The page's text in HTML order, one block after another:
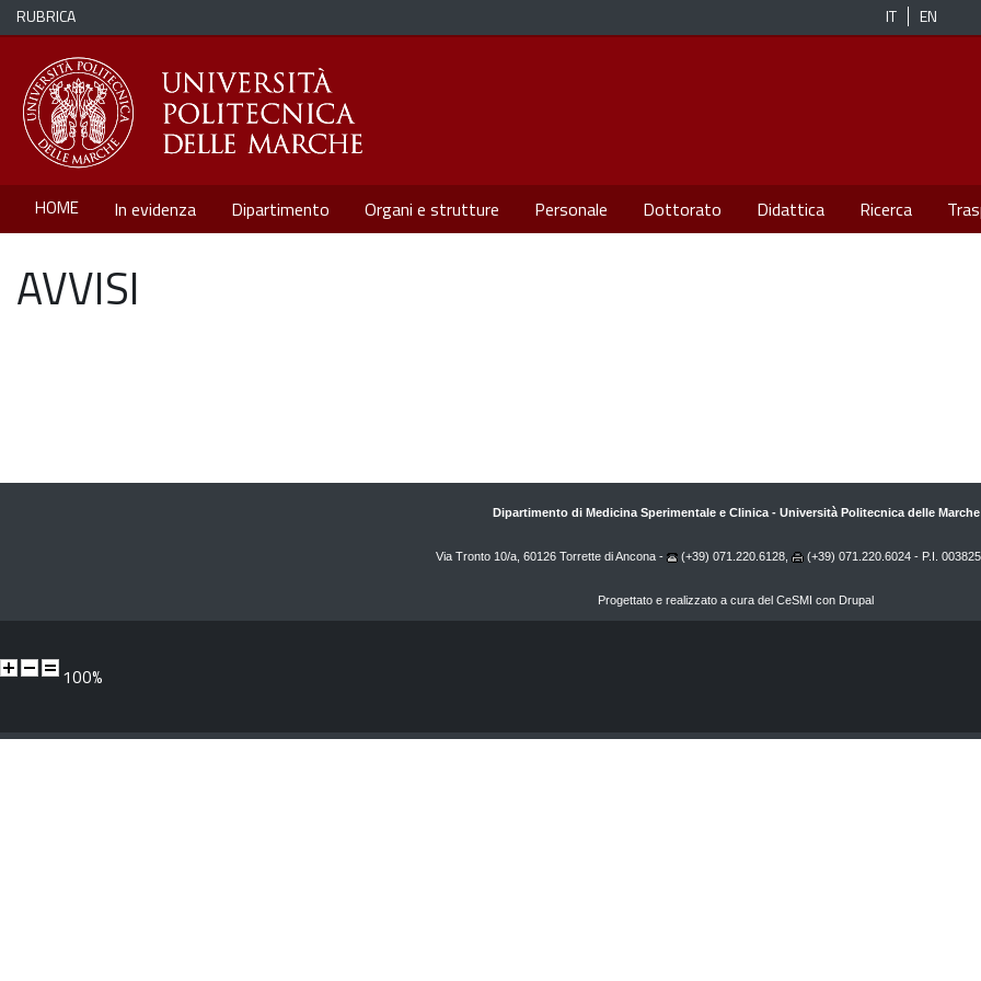
RUBRICA IT EN
HOME In evidenza Dipartimento Organi e strutture Personale Dottorato Didattica Ricerca
AVVISI
Dipartimento di Medicina Sperimentale e Clinica- Università Politecnica delle Marche
Via Tronto 10/a, 60126 Torrette di Ancona - (+39) 071.220.6128, (+39) 071.220.6024 - P.I.
Progettato e realizzato a cura del CeSMI con Drupal
100%